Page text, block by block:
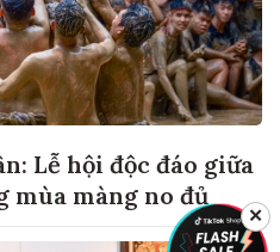
Lễ hội độc đáo giữa
mùa màng no đủ
✕